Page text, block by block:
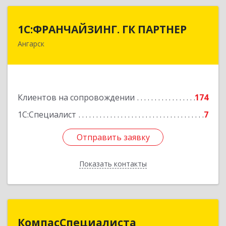
1С:ФРАНЧАЙЗИНГ. ГК ПАРТНЕР
Ангарск
Клиентов на сопровождении
174
1С:Специалист
7
Отправить заявку
Показать контакты
1С:ФРАНЧАЙЗИНГ. ГК ПАРТНЕР
Отправить заявку
Назад
КомпасСпециалиста